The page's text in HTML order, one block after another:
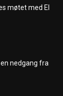
møtet med El
nedgang fra